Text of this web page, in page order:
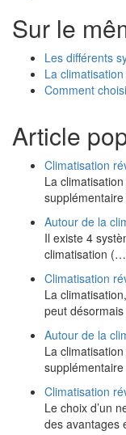
Sur le
Les différents
La
Comment
Article
Climatisation
La
Autour de la
Il existe 4
climatisation
Climatisation
La
peut
Autour de la
La
Climatisation
Le choix d’un
des